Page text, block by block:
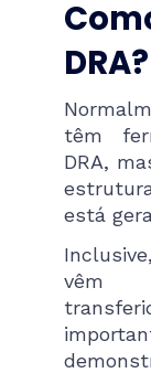
DRA?
têm
DRA,
está
vêm